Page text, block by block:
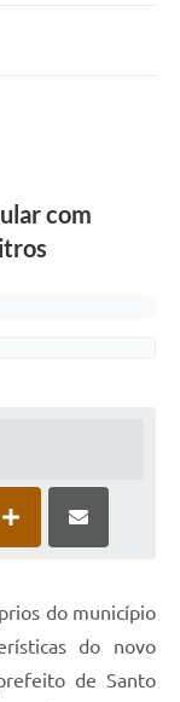
com
do município
do novo
de Santo